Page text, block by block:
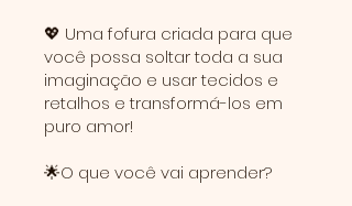
💖 Uma fofura criada para que
você possa soltar toda a sua
imaginação e usar tecidos e
retalhos e transformá-los em
puro amor!
🌟O que você vai aprender?